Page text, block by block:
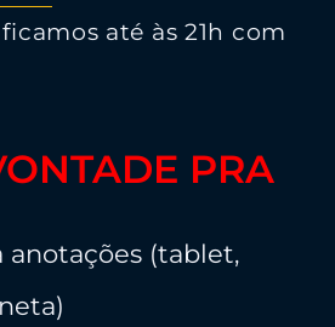
até às 21h com
PRA
anotações (tablet,